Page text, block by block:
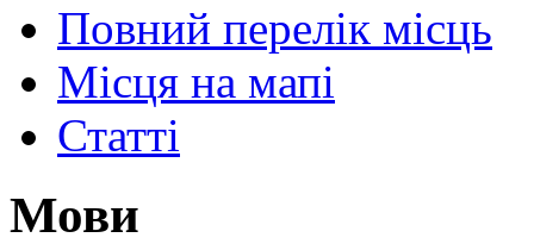
Повний перелік місць
Місця на мапі
Статті
Мови